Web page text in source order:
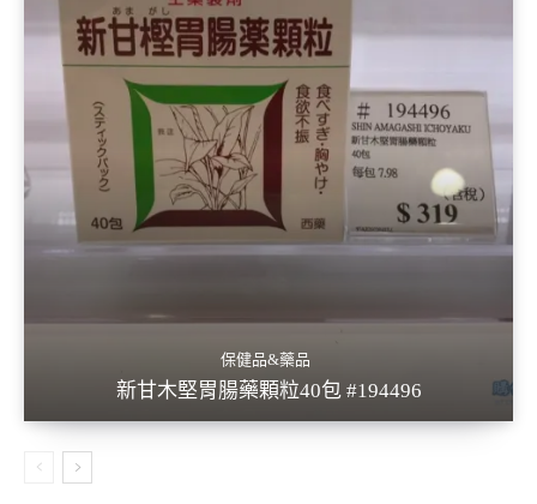
保健品&藥品
新甘木堅胃腸藥顆粒40包 #194496